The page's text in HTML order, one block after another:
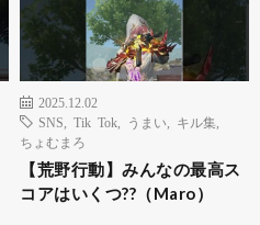
2025.12.02
SNS
Tik Tok うまい キル集
ちょむまろ
【荒野行動】みんなの最高ス
コアはいくつ??（Maro）